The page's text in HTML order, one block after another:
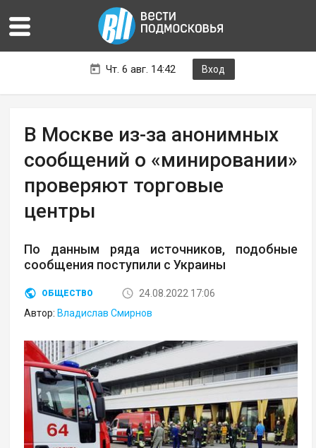
Чт. 6 авг. 14:42 Вход
В Москве из-за анонимных
сообщений о «минировании»
проверяют торговые
центры
По данным ряда источников, подобные
сообщения поступили с Украины
ОБЩЕСТВО
24.08.2022 17:06
Автор: Владислав Смирнов